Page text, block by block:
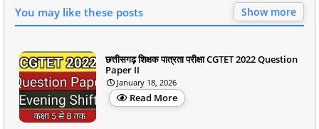
You may like these posts Show more
छत्तीसगढ़ शिक्षक पात्रता परीक्षा CGTET 2022 Question
Paper II
January 18, 2026
Read More